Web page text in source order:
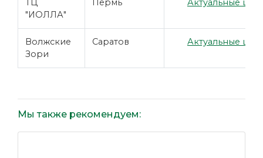
ТЦ
"ИОЛЛА"
Пермь Актуальные
Волжские
Зори
Саратов Актуальные
Мы также рекомендуем: